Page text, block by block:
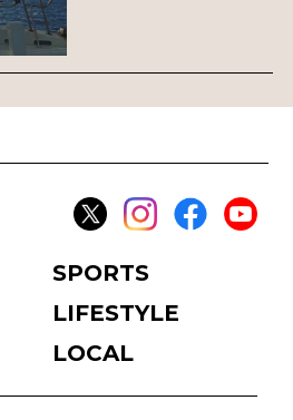
SPORTS
LIFESTYLE
LOCAL